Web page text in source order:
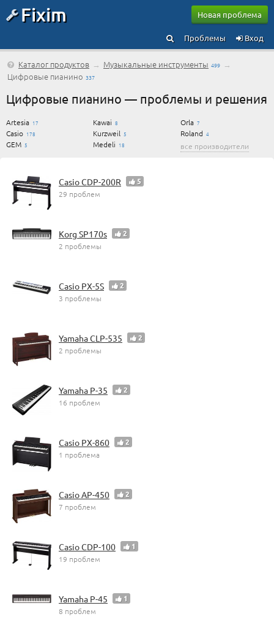
Fixim Новая проблема
Вход
Проблемы
Каталог продуктов → Музыкальные инструменты 499 →
Цифровые пианино 337
Цифровые пианино — проблемы и решения
Artesia 17
Casio 178
GEM 5
Kawai 8
Kurzweil 5
Medeli 18
Orla 7
Roland 4
все производители
Casio CDP-200R 5
29 проблем
Korg SP170s 2
2 проблемы
Casio PX-5S 2
3 проблемы
Yamaha CLP-535 2
2 проблемы
Yamaha P-35 2
16 проблем
Casio PX-860 2
1 проблема
Casio AP-450 2
7 проблем
Casio CDP-100 1
19 проблем
Yamaha P-45 1
8 проблем